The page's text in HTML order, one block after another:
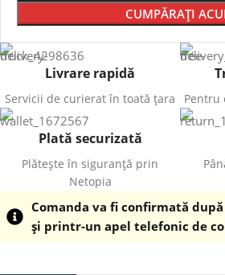
CUMPĂRAȚI
Livrare rapidă
Servicii de curierat în toată țara Pentru
Plată securizată
Plătește în siguranță prin
Netopia
Comanda va fi confirmată
și printr-un apel telefonic de